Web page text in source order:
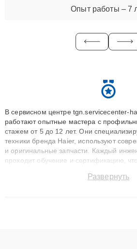
Опыт работы – 7
В сервисном центре tgn.servicecenter-
работают опытные мастера с
стажем от 5 до 12 лет. Они
техники бренда Haier, используют
и оригинальные запчасти. Каждый
проходит обучение и сертификацию,
сохранением гарантии до 3 лет. Наши
Развернуть